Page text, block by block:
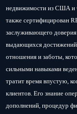
недвижимости из США и
также сертифицирован
заслуживающего
выдающихся достижений,
отношения и заботы,
сильными навыками
тратит время впустую,
клиентов. Его знание
дополнений, процедур